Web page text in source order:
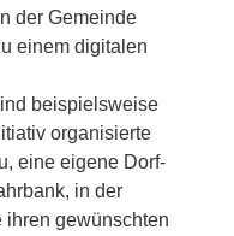
der Gemeinde
einem digitalen
beispielsweise
organisierte
eine eigene Dorf-
in der
ihren gewünschten